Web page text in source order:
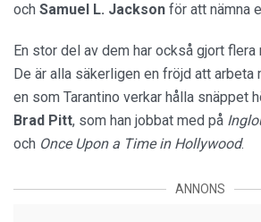
och Samuel L. Jackson för att nämna
En stor del av dem har också gjort flera
De är alla säkerligen en fröjd att arbeta
en som Tarantino verkar hålla snäppet
Brad Pitt, som han jobbat med på
och Once Upon a Time in Hollywood.
ANNONS